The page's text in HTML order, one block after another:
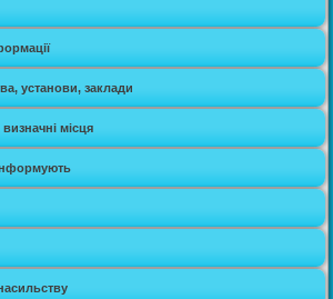
установи, заклади
місця